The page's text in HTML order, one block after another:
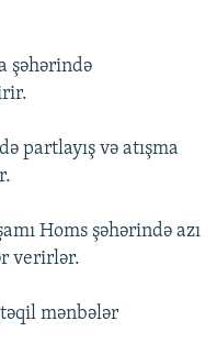
şəhərində
partlayış və atışma
Homs şəhərində azı
verirlər.
mənbələr